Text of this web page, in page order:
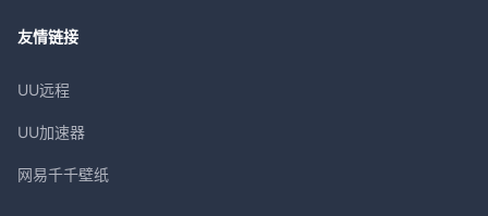
友情链接
UU远程
UU加速器
网易千千壁纸